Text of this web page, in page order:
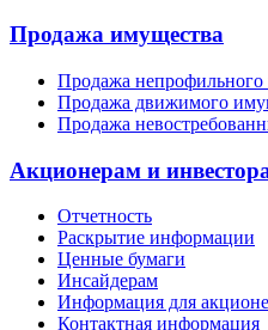
Продажа имущества
Продажа
Продажа движимого
Продажа
Акционерам и
Отчетность
Раскрытие информации
Ценные бумаги
Инсайдерам
Информация для
Контактная информация